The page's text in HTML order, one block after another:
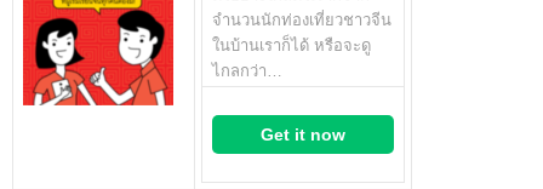
จำนวนนักท่องเที่ยวชาวจีน
ในบ้านเราก็ได้ หรือจะดู
ไกลกว่า…
Get it now